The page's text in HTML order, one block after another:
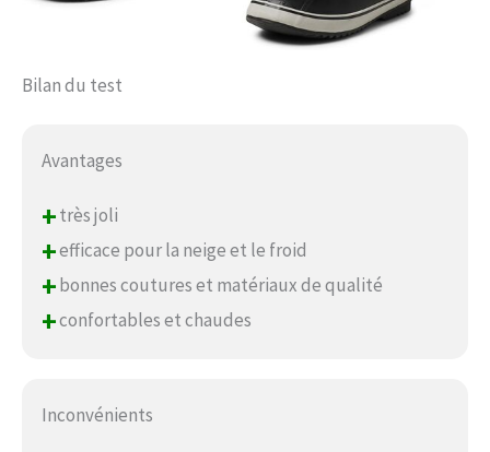
Bilan du test
Avantages
+très joli
+efficace pour la neige et le froid
+bonnes coutures et matériaux de qualité
+confortables et chaudes
Inconvénients